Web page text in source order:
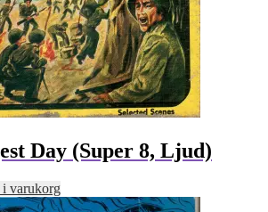
Day (Super 8, Ljud)
varukorg